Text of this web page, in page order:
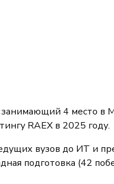
4 место в
RAEX в 2025 году.
вузов до ИТ и
подготовка (42